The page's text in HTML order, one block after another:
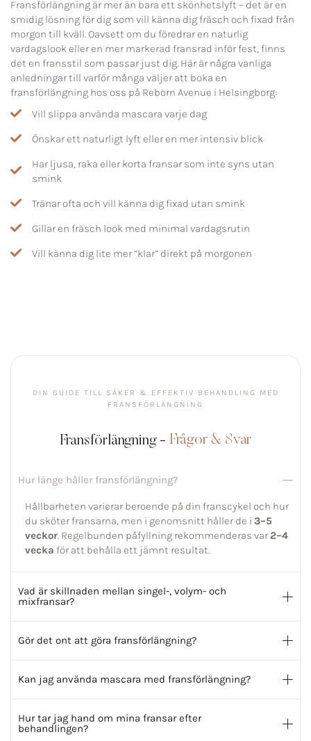
Fransförlängning är mer än bara ett skönhetslyft – det är en
smidig lösning för dig som vill känna dig fräsch och fixad från
morgon till kväll. Oavsett om du föredrar en naturlig
vardagslook eller en mer markerad fransrad inför fest, finns
det en fransstil som passar just dig. Här är några vanliga
anledningar till varför många väljer att boka en
fransförlängning hos oss på Reborn Avenue i Helsingborg:
Vill slippa använda mascara varje dag
Önskar ett naturligt lyft eller en mer intensiv blick
Har ljusa, raka eller korta fransar som inte syns utan
smink
Tränar ofta och vill känna dig fixad utan smink
Gillar en fräsch look med minimal vardagsrutin
Vill känna dig lite mer “klar” direkt på morgonen
DIN GUIDE TILL SÄKER & EFFEKTIV BEHANDLING MED
FRANSFÖRLÄNGNING
Fransförlängning - Frågor & Svar
Hur länge håller fransförlängning?
Hållbarheten varierar beroende på din franscykel och hur
du sköter fransarna, men i genomsnitt håller de i 3–5
veckor. Regelbunden påfyllning rekommenderas var 2–4
vecka för att behålla ett jämnt resultat.
Vad är skillnaden mellan singel-, volym- och
mixfransar?
Gör det ont att göra fransförlängning?
Kan jag använda mascara med fransförlängning?
Hur tar jag hand om mina fransar efter
behandlingen?